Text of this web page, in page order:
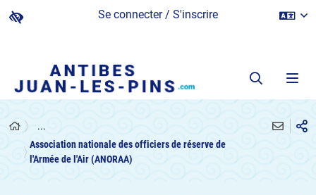
Se connecter / S'inscrire
...
Association nationale des officiers de réserve de
l'Armée de l'Air (ANORAA)